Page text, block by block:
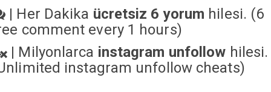
| Her Dakika ücretsiz 6 yorum hilesi. (6
comment every 1 hours)
| Milyonlarca instagram unfollow hilesi.
instagram unfollow cheats)